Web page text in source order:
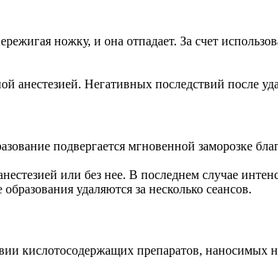
ножку, и она отпадает. За счет
анестезией. Негативных последствий после
подвергается мгновенной заморозке
или без нее. В последнем случае
удаляются за несколько сеансов.
кислотосодержащих препаратов, наносимых